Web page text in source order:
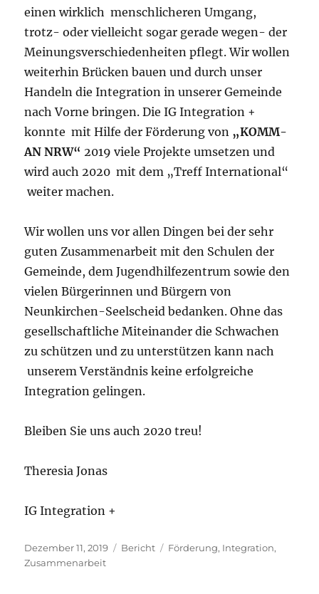
einen wirklich menschlicheren Umgang,
trotz- oder vielleicht sogar gerade wegen- der
Meinungsverschiedenheiten pflegt. Wir wollen
weiterhin Brücken bauen und durch unser
Handeln die Integration in unserer Gemeinde
nach Vorne bringen. Die IG Integration +
konnte mit Hilfe der Förderung von „KOMM-
AN NRW“ 2019 viele Projekte umsetzen und
wird auch 2020 mit dem „Treff International“
weiter machen.
Wir wollen uns vor allen Dingen bei der sehr
guten Zusammenarbeit mit den Schulen der
Gemeinde, dem Jugendhilfezentrum sowie den
vielen Bürgerinnen und Bürgern von
Neunkirchen-Seelscheid bedanken. Ohne das
gesellschaftliche Miteinander die Schwachen
zu schützen und zu unterstützen kann nach
unserem Verständnis keine erfolgreiche
Integration gelingen.
Bleiben Sie uns auch 2020 treu!
Theresia Jonas
IG Integration +
Veröffentlicht
am
Dezember 11, 2019 Kategorien
Bericht Schlagwörter
Förderung, Integration,
Zusammenarbeit